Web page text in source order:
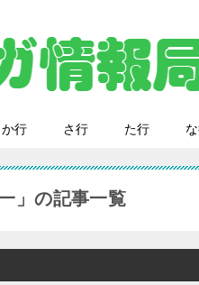
か行 さ行 た行
」の記事一覧